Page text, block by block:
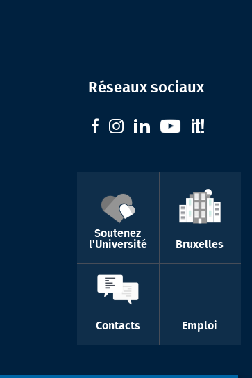
Réseaux sociaux
Soutenez
l'Université
Bruxelles
Contacts Emploi